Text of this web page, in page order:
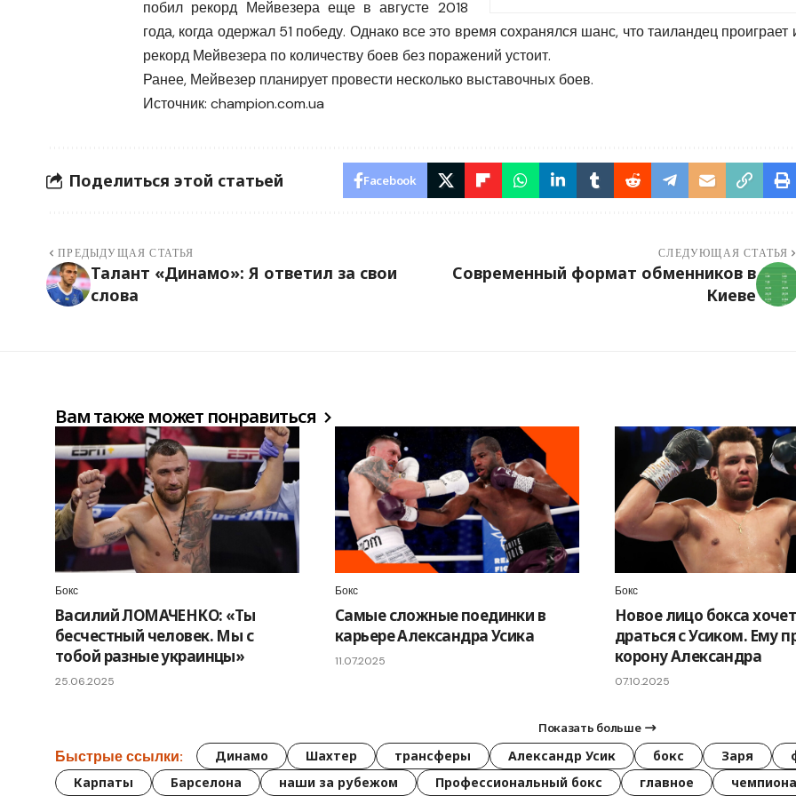
побил рекорд Мейвезера еще в августе 2018
года, когда одержал 51 победу. Однако все это время сохранялся шанс, что таиландец проиграет
рекорд Мейвезера по количеству боев без поражений устоит.
Ранее, Мейвезер планирует провести несколько выставочных боев.
Источник: champion.com.ua
Поделиться этой статьей Facebook
ПРЕДЫДУЩАЯ СТАТЬЯ
Талант «Динамо»: Я ответил за свои
слова
СЛЕДУЮЩАЯ СТАТЬЯ
Современный формат обменников в
Киеве
Вам также может понравиться
Бокс
Василий ЛОМАЧЕНКО: «Ты
бесчестный человек. Мы с
тобой разные украинцы»
25.06.2025
Бокс
Самые сложные поединки в
карьере Александра Усика
11.07.2025
Бокс
Новое лицо бокса хочет
драться с Усиком. Ему
корону Александра
07.10.2025
Показать больше
Быстрые ссылки: Динамо Шахтер трансферы Александр Усик бокс Заря
Карпаты
Барселона наши за рубежом Профессиональный бокс главное